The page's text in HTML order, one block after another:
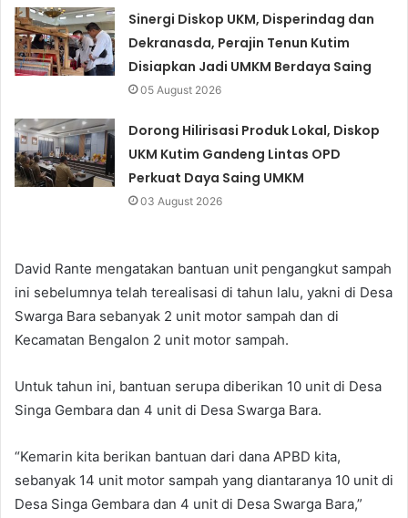
Sinergi Diskop UKM, Disperindag dan
Dekranasda, Perajin Tenun Kutim
Disiapkan Jadi UMKM Berdaya Saing
05 August 2026
Dorong Hilirisasi Produk Lokal, Diskop
UKM Kutim Gandeng Lintas OPD
Perkuat Daya Saing UMKM
03 August 2026
David Rante mengatakan bantuan unit pengangkut sampah
ini sebelumnya telah terealisasi di tahun lalu, yakni di Desa
Swarga Bara sebanyak 2 unit motor sampah dan di
Kecamatan Bengalon 2 unit motor sampah.
Untuk tahun ini, bantuan serupa diberikan 10 unit di Desa
Singa Gembara dan 4 unit di Desa Swarga Bara.
“Kemarin kita berikan bantuan dari dana APBD kita,
sebanyak 14 unit motor sampah yang diantaranya 10 unit di
Desa Singa Gembara dan 4 unit di Desa Swarga Bara,”